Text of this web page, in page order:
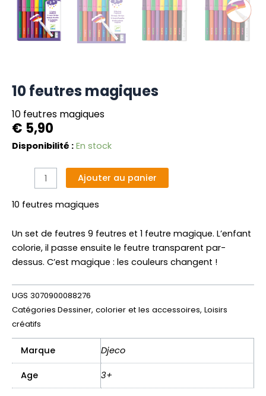
10 feutres magiques
10 feutres magiques
€ 5,90
Disponibilité : En stock
quantité
feutres
magiques
Ajouter au panier
10 feutres magiques
Un set de feutres 9 feutres et 1 feutre magique. L’enfant
colorie, il passe ensuite le feutre transparent par-
dessus. C’est magique : les couleurs changent !
UGS 3070900088276
Catégories Dessiner, colorier et les accessoires, Loisirs
créatifs
Marque Djeco
Age 3+